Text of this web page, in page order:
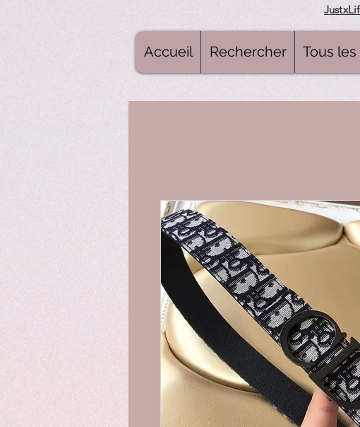
Accueil Rechercher Tous